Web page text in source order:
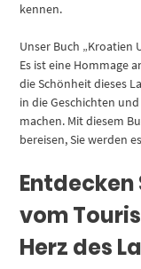
kennen.
Unser Buch „Kroatien
Es ist eine Hommage
die Schönheit dieses
in die Geschichten
machen. Mit diesem
bereisen, Sie werden
vom
Herz des